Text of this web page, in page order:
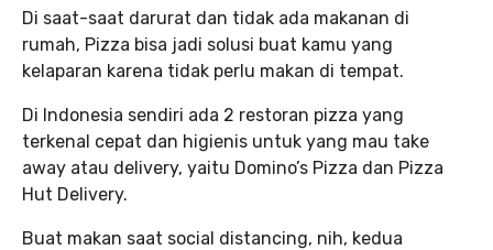
Di saat-saat darurat dan tidak ada makanan di
rumah, Pizza bisa jadi solusi buat kamu yang
kelaparan karena tidak perlu makan di tempat.
Di Indonesia sendiri ada 2 restoran pizza yang
terkenal cepat dan higienis untuk yang mau take
away atau delivery, yaitu Domino’s Pizza dan Pizza
Hut Delivery.
Buat makan saat social distancing, nih, kedua